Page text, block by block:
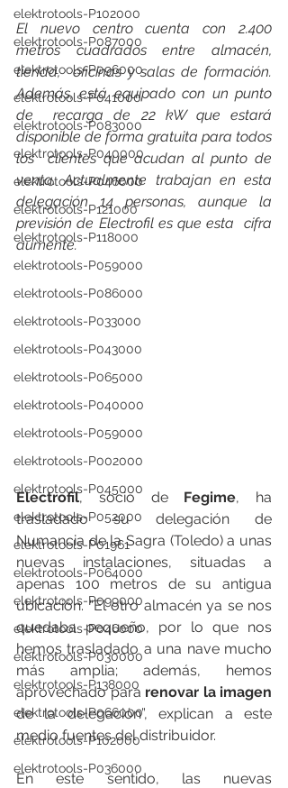
elektrotools-P102000
elektrotools-P087000
elektrotools-P096000
elektrotools-P041000
elektrotools-P083000
elektrotools-P040000
elektrotools-P046000
elektrotools-P121000
elektrotools-P118000
elektrotools-P059000
elektrotools-P086000
elektrotools-P033000
elektrotools-P043000
elektrotools-P065000
elektrotools-P040000
elektrotools-P059000
elektrotools-P002000
elektrotools-P045000
elektrotools-P052000
elektrotools-P01961
elektrotools-P064000
elektrotools-P099000
elektrotools-P046000
elektrotools-P030000
elektrotools-P138000
elektrotools-P066000
elektrotools-P102000
elektrotools-P036000
El nuevo centro cuenta con 2.400
metros cuadrados entre almacén,
tienda,  oficinas y salas de formación.
Además, está equipado con un punto
de  recarga de 22 kW que estará
disponible de forma gratuita para todos
los  clientes que acudan al punto de
venta. Actualmente trabajan en esta
delegación 14 personas, aunque la
previsión de Electrofil es que esta  cifra
aumente.
Electrofil, socio de Fegime, ha
trasladado su delegación de
Numancia de la Sagra (Toledo) a unas
nuevas instalaciones, situadas a
apenas 100 metros de su antigua
ubicación. “El otro almacén ya se nos
quedaba pequeño, por lo que nos
hemos trasladado a una nave mucho
más amplia; además, hemos
aprovechado para renovar la imagen
de la delegación”, explican a este
medio fuentes del distribuidor.
En este sentido, las nuevas